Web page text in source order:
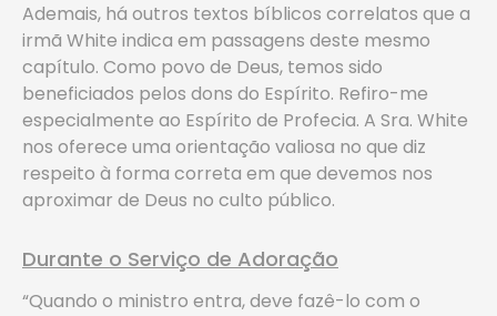
Ademais, há outros textos bíblicos correlatos que a
irmã White indica em passagens deste mesmo
capítulo. Como povo de Deus, temos sido
beneficiados pelos dons do Espírito. Refiro-me
especialmente ao Espírito de Profecia. A Sra. White
nos oferece uma orientação valiosa no que diz
respeito à forma correta em que devemos nos
aproximar de Deus no culto público.
Durante o Serviço de Adoração
“Quando o ministro entra, deve fazê-lo com o